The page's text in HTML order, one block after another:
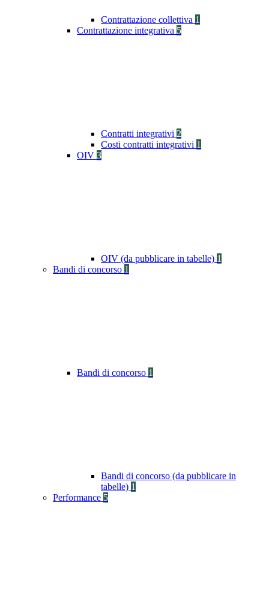
Contrattazione collettiva 1
Contrattazione integrativa 5
Contratti integrativi 2
Costi contratti integrativi 1
OIV 3
OIV (da pubblicare in tabelle) 1
Bandi di concorso 1
Bandi di concorso 1
Bandi di concorso (da pubblicare in
tabelle) 1
Performance 5